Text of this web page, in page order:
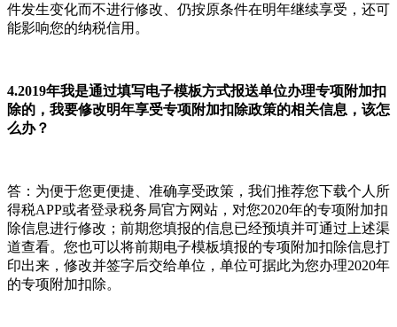
件发生变化而不进行修改、仍按原条件在明年继续享受，还可
能影响您的纳税信用。
4.2019年我是通过填写电子模板方式报送单位办理专项附加扣
除的，我要修改明年享受专项附加扣除政策的相关信息，该怎
么办？
答：为便于您更便捷、准确享受政策，我们推荐您下载个人所
得税APP或者登录税务局官方网站，对您2020年的专项附加扣
除信息进行修改；前期您填报的信息已经预填并可通过上述渠
道查看。您也可以将前期电子模板填报的专项附加扣除信息打
印出来，修改并签字后交给单位，单位可据此为您办理2020年
的专项附加扣除。